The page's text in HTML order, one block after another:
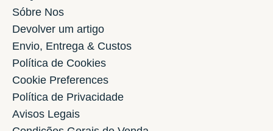
Sóbre Nos
Devolver um artigo
Envio, Entrega & Custos
Política de Cookies
Cookie Preferences
Política de Privacidade
Avisos Legais